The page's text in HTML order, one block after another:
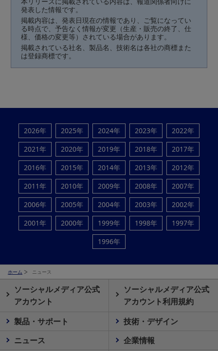
本リリースに掲載されている内容は、報道関係者向けに
発表した情報です。
掲載内容は、発表日現在の情報であり、ご覧になってい
る時点で、予告なく情報が変更（生産・販売の終了、仕
様、価格の変更等）されている場合があります。
掲載されている社名、製品名、技術名は各社の商標また
は登録商標です。
2026年 2025年 2024年 2023年
2022年
2021年
2020年 2019年 2018年
2017年
2016年
2015年 2014年 2013年
2012年
2011年
2010年 2009年 2008年
2007年
2006年
2005年 2004年 2003年
2002年
2001年
2000年 1999年 1998年
1997年
1996年
ホーム ニュース
ソーシャルメディア公式
アカウント
ソーシャルメディア公式
アカウント利用規約
製品・サポート
技術・デザイン
ニュース
企業情報